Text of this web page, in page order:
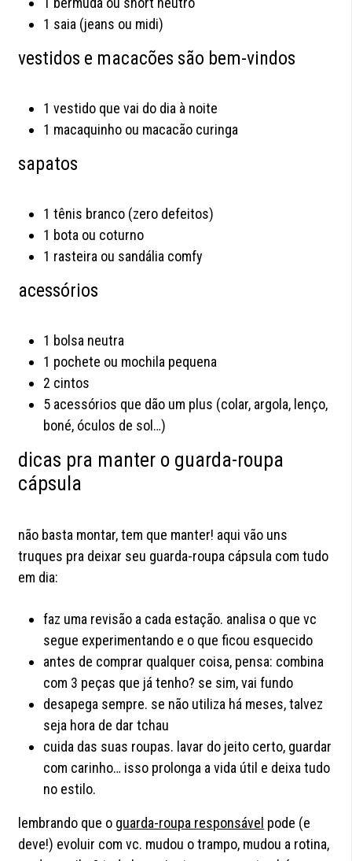
1 saia (jeans ou midi)
vestidos e macacões são bem-vindos
1 vestido que vai do dia à noite
1 macaquinho ou macacão curinga
sapatos
1 tênis branco (zero defeitos)
1 bota ou coturno
1 rasteira ou sandália comfy
acessórios
1 bolsa neutra
1 pochete ou mochila pequena
2 cintos
5 acessórios que dão um plus (colar, argola, lenço,
boné, óculos de sol…)
dicas pra manter o guarda-roupa
cápsula
não basta montar, tem que manter! aqui vão uns
truques pra deixar seu guarda-roupa cápsula com tudo
em dia:
faz uma revisão a cada estação. analisa o que vc
segue experimentando e o que ficou esquecido
antes de comprar qualquer coisa, pensa: combina
com 3 peças que já tenho? se sim, vai fundo
desapega sempre. se não utiliza há meses, talvez
seja hora de dar tchau
cuida das suas roupas. lavar do jeito certo, guardar
com carinho… isso prolonga a vida útil e deixa tudo
no estilo.
lembrando que o guarda-roupa responsável pode (e
deve!) evoluir com vc. mudou o trampo, mudou a rotina,